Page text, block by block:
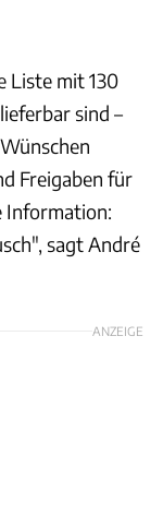
Liste mit 130
sind –
Freigaben für
Information:
sagt André
ANZEIGE